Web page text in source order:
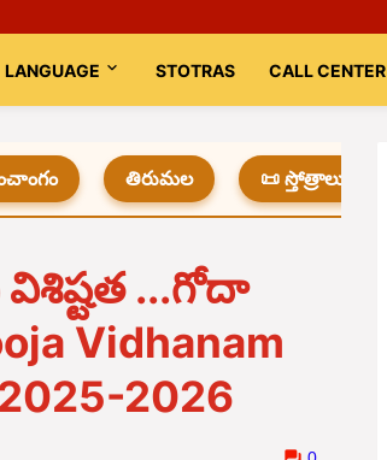
LANGUAGE STOTRAS CALL CENTER
తిరుమల 📜 స్తోత్రాలు
విశిష్టత ...గోదా
Vidhanam
2026